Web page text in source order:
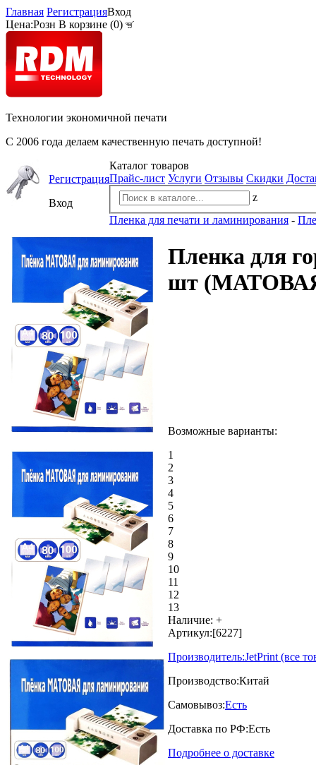
Главная РегистрацияВход
Цена:Розн В корзине (0)
Технологии экономичной печати
С 2006 года делаем качественную печать доступной!
Регистрация
Вход
Каталог товаров
Прайс-лист Услуги Отзывы Скидки
z
Пленка для печати и ламинирования -
Пленка для
шт
Возможные варианты:
1
2
3
4
5
6
7
8
9
10
11
12
13
Наличие: +
Артикул:[6227]
Производитель:JetPrint (все
Производство:Китай
Самовывоз:Есть
Доставка по РФ:Есть
Подробнее о доставке